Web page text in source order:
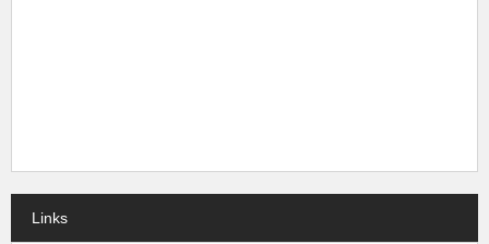
Links